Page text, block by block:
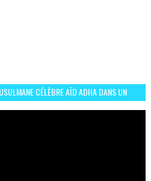
CÉLÈBRE AÏD ADHA DANS UN